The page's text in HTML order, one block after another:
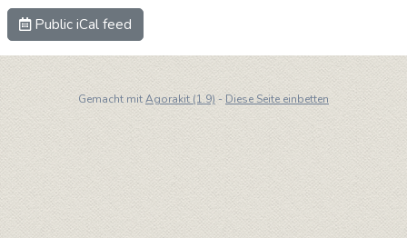
31 1
Public iCal feed
Gemacht mitAgorakit (1.9) - Diese Seite einbetten